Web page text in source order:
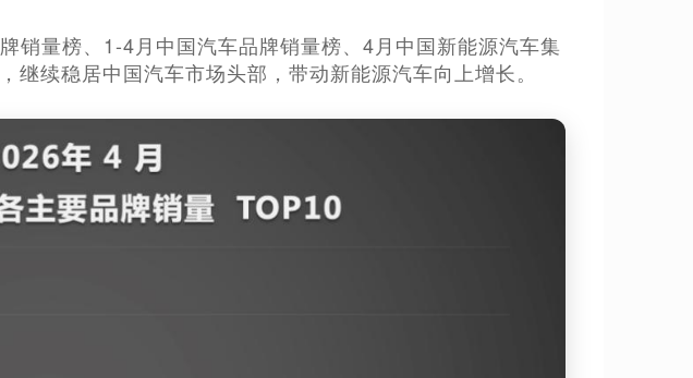
销量榜、1-4月中国汽车品牌销量榜、4月中国新能源汽车集
续稳居中国汽车市场头部，带动新能源汽车向上增长。